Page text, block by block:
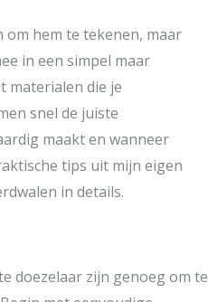
om hem te tekenen, maar
in een simpel maar
materialen die je
snel de juiste
maakt en wanneer
tips uit mijn eigen
in details.
doezelaar zijn genoeg om te